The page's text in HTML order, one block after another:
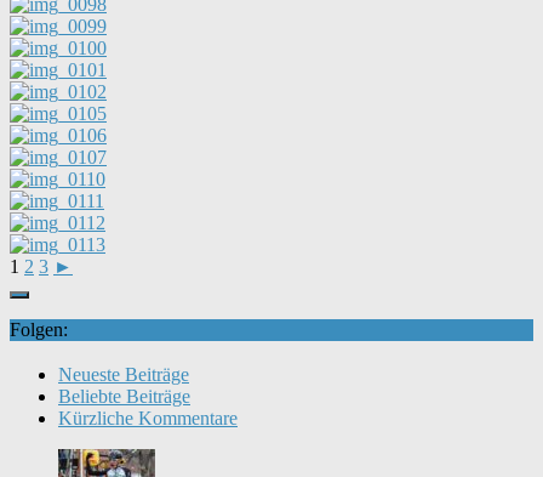
1 2 3 ►
Folgen:
Neueste Beiträge
Beliebte Beiträge
Kürzliche Kommentare